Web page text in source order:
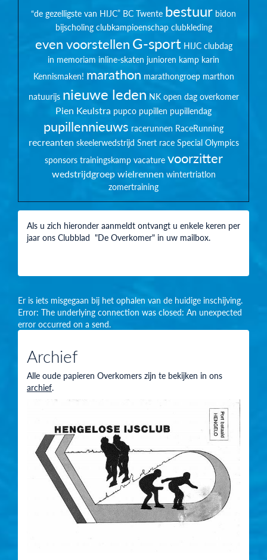
“de gezelligste van HIJC” BC Twente bestuur bidon
bijscholing clubkampioenschap clubkleding
even voorstellenG-sport HIJC clubdag
in memoriam inline-skaten junioren kamp karin
Kennismaken! marathon marathongroep marthon
natuurijs nieuwe leden NK open dag overkomer
Pien Keulstra pupco pupillen pupillendag
pupillennieuws racerunnen RaceRunning
recreanten skeelerwedstrijd Snert race Special Olympics
sponsors trainingskamp vacature voorzitter
wedstrijdgroepwielrennen wintertriatlon
zomertraining
Als u zich hieronder aanmeldt ontvangt u enkele keren per
jaar ons Clubblad "De Overkomer" in uw mailbox.
Er is iets misgegaan bij het ophalen van de huidige inschijving.
Error: The underlying connection was closed: An unexpected
error occurred on a send.
Archief
Alle oude papieren Overkomers zijn te bekijken in ons
archief.